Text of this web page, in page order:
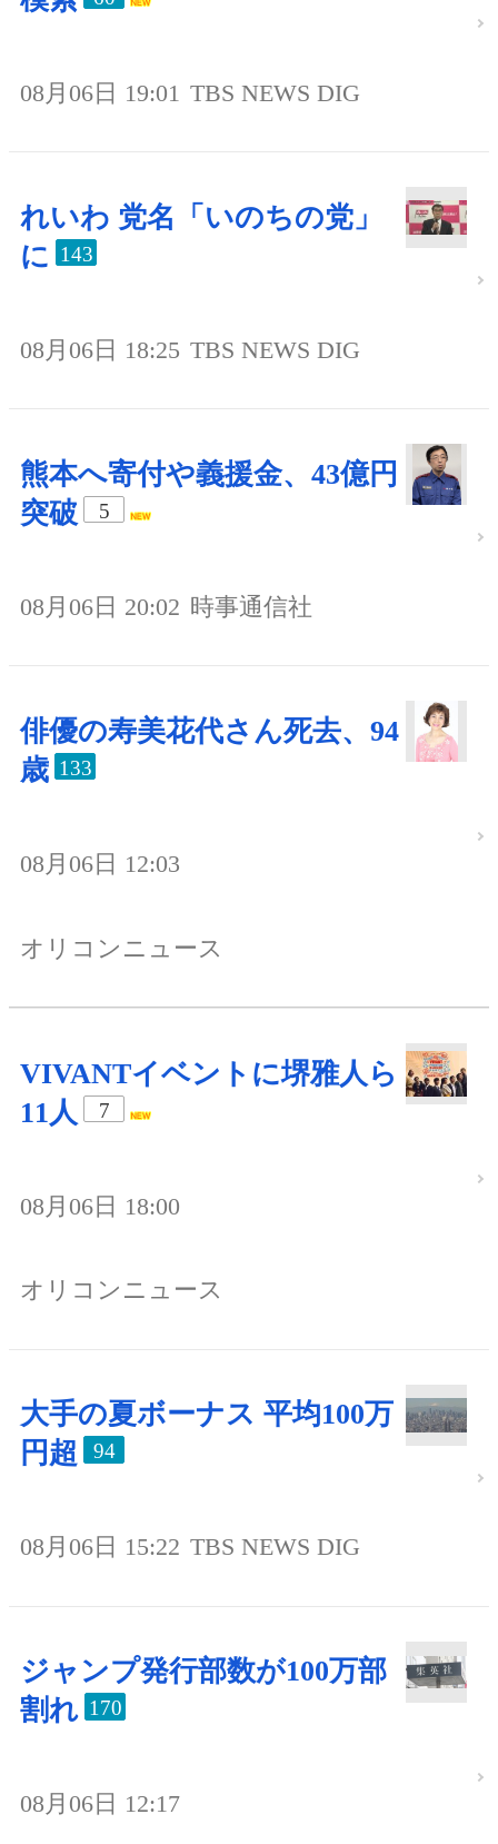
08月06日 19:01 TBS NEWS DIG
れいわ 党名「いのちの党」
に 143
08月06日 18:25 TBS NEWS DIG
熊本へ寄付や義援金、43億円
突破
5
08月06日 20:02 時事通信社
俳優の寿美花代さん死去、94
歳 133
08月06日 12:03
オリコンニュース
VIVANTイベントに堺雅人ら
11人
7
08月06日 18:00
オリコンニュース
大手の夏ボーナス 平均100万
円超
94
08月06日 15:22 TBS NEWS DIG
ジャンプ発行部数が100万部
割れ 170
08月06日 12:17